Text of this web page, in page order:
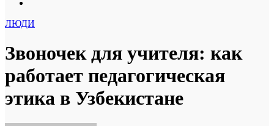
ЛЮДИ
Звоночек для учителя: как
работает педагогическая
этика в Узбекистане